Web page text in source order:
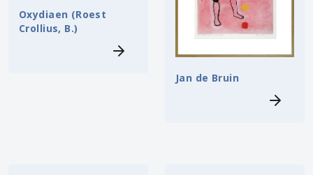
Oxydiaen (Roest
Crollius, B.)
Jan de Bruin